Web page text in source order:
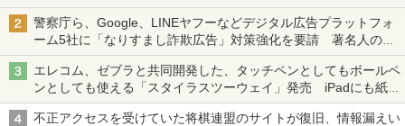
ち・ざ・ろーど！その14】【空いた時間でなにしてる？】
警察庁ら、Google、LINEヤフーなどデジタル広告プラットフォ
ーム5社に「なりすまし詐欺広告」対策強化を要請 著名人の写
真や映像を使った投資詐欺などへの対策として
エレコム、ゼブラと共同開発した、タッチペンとしてもボールペ
ンとしても使える「スタイラスツーウェイ」発売 iPadにも紙に
も、持ち替えずに書き込める
不正アクセスを受けていた将棋連盟のサイトが復旧、情報漏えい